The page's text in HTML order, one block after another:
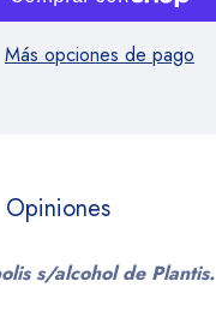
Más opciones de pago
Opiniones
s/alcohol de Plantis.